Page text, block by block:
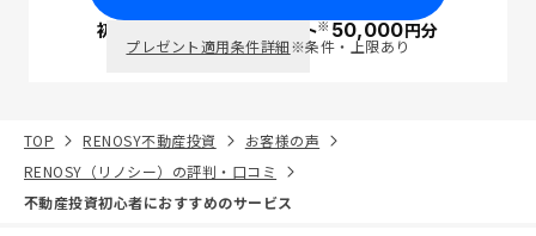
初回面談で ポイント※50,000円分
プレゼント適用条件詳細※条件・上限あり
TOP RENOSY不動産投資
お客様の声
RENOSY（リノシー）の評判・口コミ
不動産投資初心者におすすめのサービス